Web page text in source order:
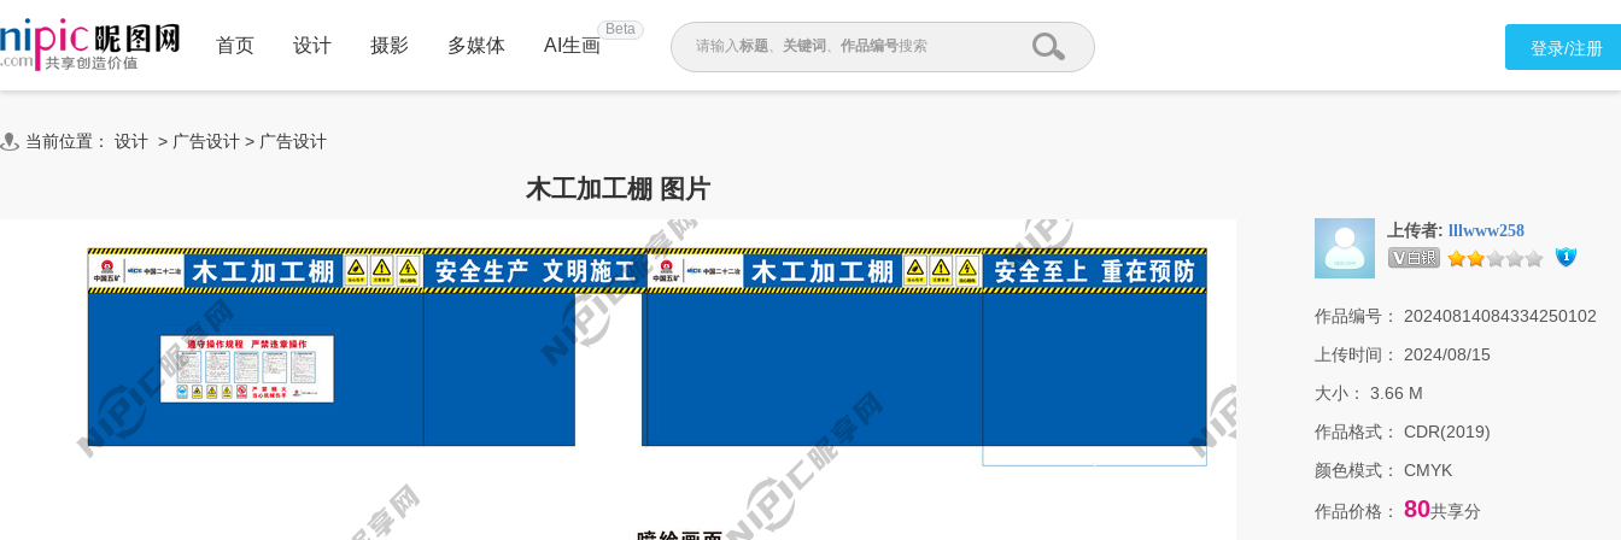
首页 设计 摄影 多媒体 AI生画
Beta
请输入标题、 关键词 、 作品编号搜索 登录/注册
当前位置： 设计 > 广告设计 > 广告设计
木工加工棚 图片
上传者: lllwww258
作品编号：
20240814084334250102
上传时间：
2024/08/15
大小：
3.66 M
作品格式：
CDR(2019)
颜色模式：
CMYK
作品价格： 80共享分